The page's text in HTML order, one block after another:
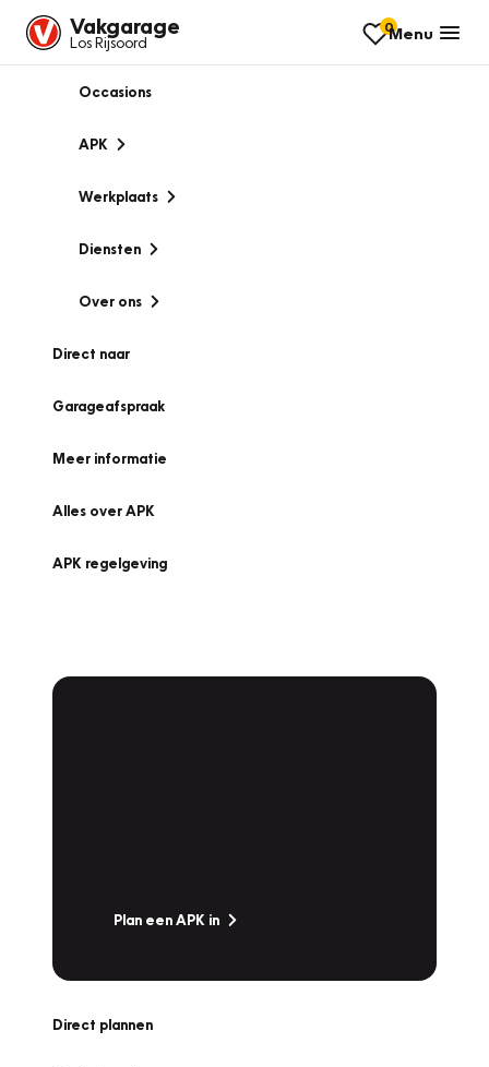
Vakgarage
Los Rijsoord
0Menu
Occasions
APK
Werkplaats
Diensten
Over ons
Direct naar
Garageafspraak
Meer informatie
Alles over APK
APK regelgeving
Plan een APK in
Direct plannen